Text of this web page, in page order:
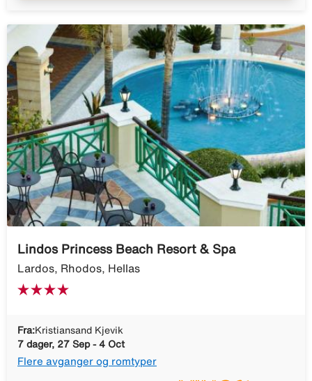
Lindos Princess Beach Resort & Spa
Lardos, Rhodos, Hellas
Fra:Kristiansand Kjevik
7 dager, 27 Sep - 4 Oct
Flere avganger og romtyper